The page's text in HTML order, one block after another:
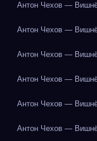
Антон Чехов —
Антон Чехов —
Антон Чехов —
Антон Чехов —
Антон Чехов —
Антон Чехов —